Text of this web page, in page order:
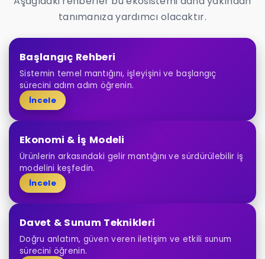
tanımanıza yardımcı olacaktır.
Başlangıç Rehberi
Sistemin temel mantığını, işleyişini ve başlangıç
sürecini adım adım öğrenin.
İncele
Ekonomi & İş Modeli
Ürünlerin arkasındaki gelir mantığını ve sürdürülebilir iş
modelini keşfedin.
İncele
Davet & Sunum Teknikleri
Doğru anlatım, güven veren iletişim ve etkili sunum
sürecini öğrenin.